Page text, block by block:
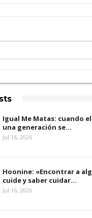
Igual Me Matas: cuando
una generación se…
Jul 16, 2026
Hoonine: «Encontrar a
cuide y saber cuidar…
Jul 16, 2026